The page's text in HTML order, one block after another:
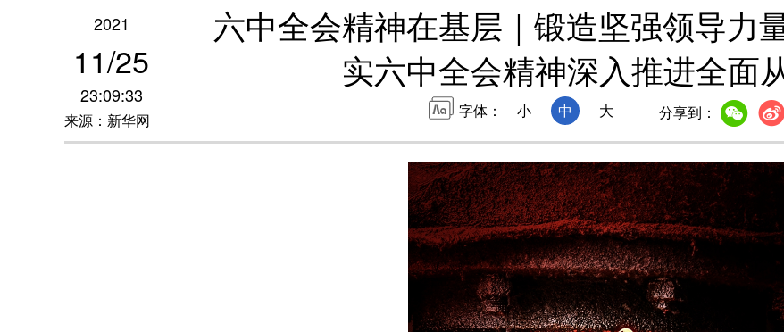
2021
11/25
23:09:33
来源：新华网
六中全会精神在基层｜锻造坚强领导
实六中全会精神深入推进全面
字体： 小 中 大 分享到：